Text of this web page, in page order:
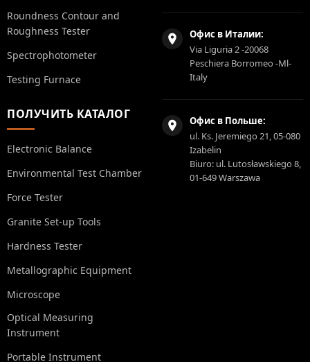
Roundness Contour and
Roughness Tester
Spectrophotometer
Testing Furnace
ПОЛУЧИТЬ КАТАЛОГ
Electronic Balance
Environmental Test Chamber
Force Tester
Granite Set-up Tools
Hardness Tester
Metallographic Equipment
Microscope
Optical Measuring
Instrument
Portable Instrument
Офис в Италии:
Via Liguria 2 -20068
Peschiera Borromeo -Ml-
Italy
Офис в Польше:
ul. Ks. Jeremiego 21, 05-080
Izabelin
Biuro: ul. Lutosławskiego 8,
01-649 Warszawa